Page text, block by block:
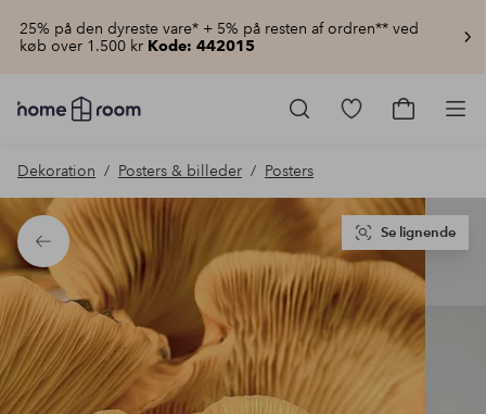
25% på den dyreste vare* + 5% på resten af ordren** ved
køb over 1.500 kr Kode: 442015
Homeroom
–
hjemmet
til
lav
pris
Gå
Gå
Dekoration Posters & billeder Posters
Tilbage
Se lignende